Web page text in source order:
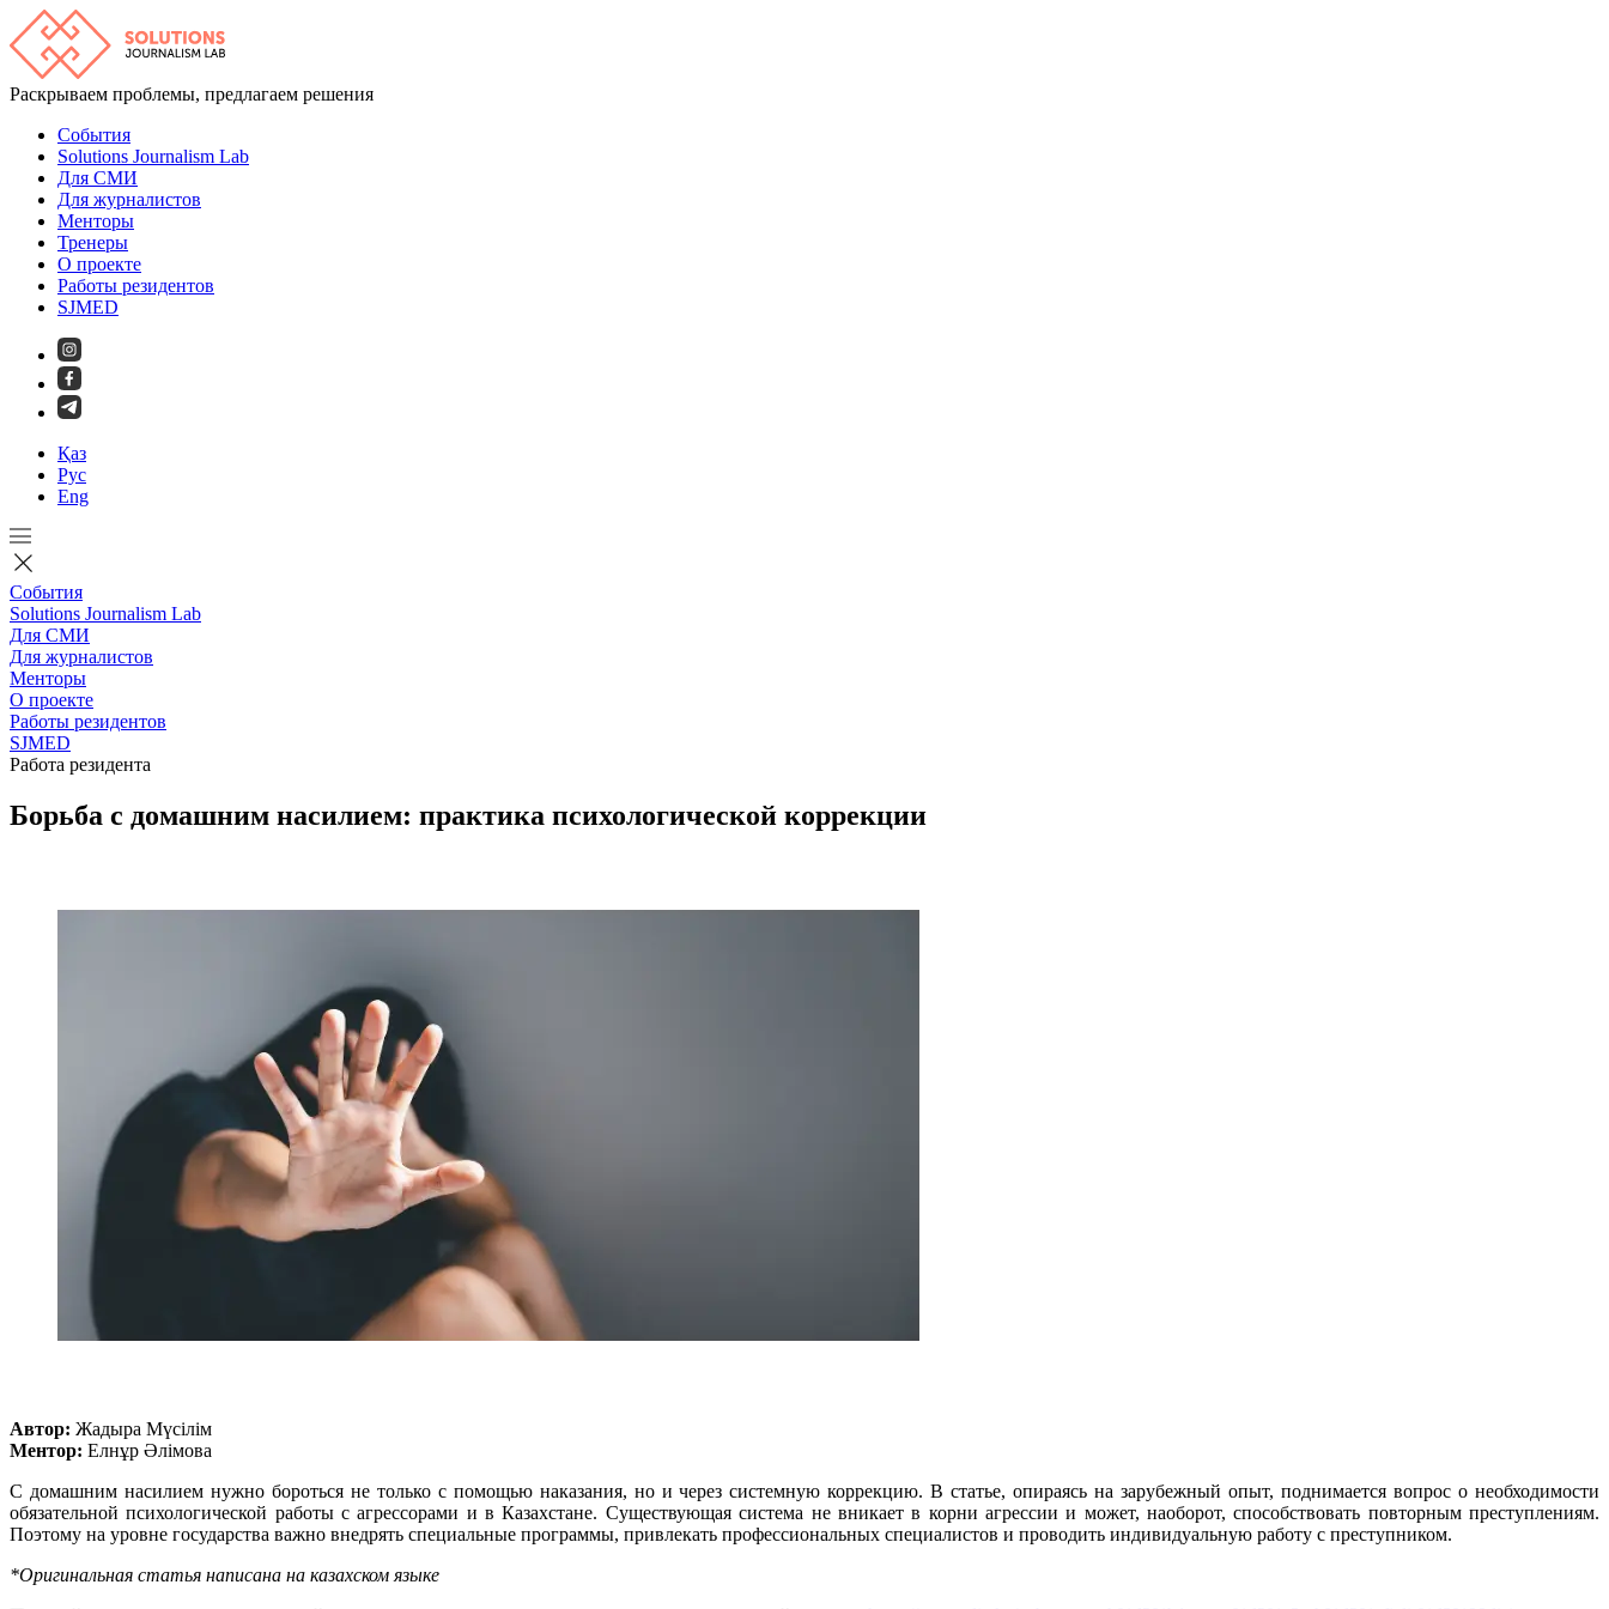
Раскрываем проблемы, предлагаем решения
События
Solutions Journalism Lab
Для СМИ
Для журналистов
Менторы
Тренеры
О проекте
Работы резидентов
SJMED
Қаз
Рус
Eng
События
Solutions Journalism Lab
Для СМИ
Для журналистов
Менторы
О проекте
Работы резидентов
SJMED
Работа резидента
Борьба с домашним насилием: практика психологической коррекции
Автор: Жадыра Мүсілім
Ментор: Елнұр Әлімова
С домашним насилием нужно бороться не только с помощью наказания, но и через системную коррекцию. В статье, опираясь на зарубежный опыт, поднимается вопрос о необходимости
обязательной психологической работы с агрессорами и в Казахстане. Существующая система не вникает в корни агрессии и может, наоборот, способствовать повторным преступлениям.
Поэтому на уровне государства важно внедрять специальные программы, привлекать профессиональных специалистов и проводить индивидуальную работу с преступником.
*Оригинальная статья написана на казахском языке